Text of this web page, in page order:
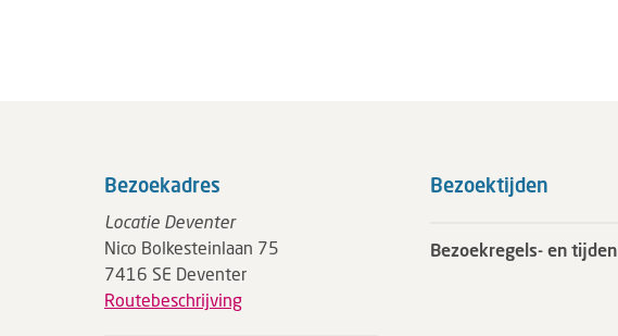
Bezoekadres
Locatie Deventer
Nico Bolkesteinlaan 75
7416 SE Deventer
Routebeschrijving
Bezoektijden
Bezoekregels- en tijden